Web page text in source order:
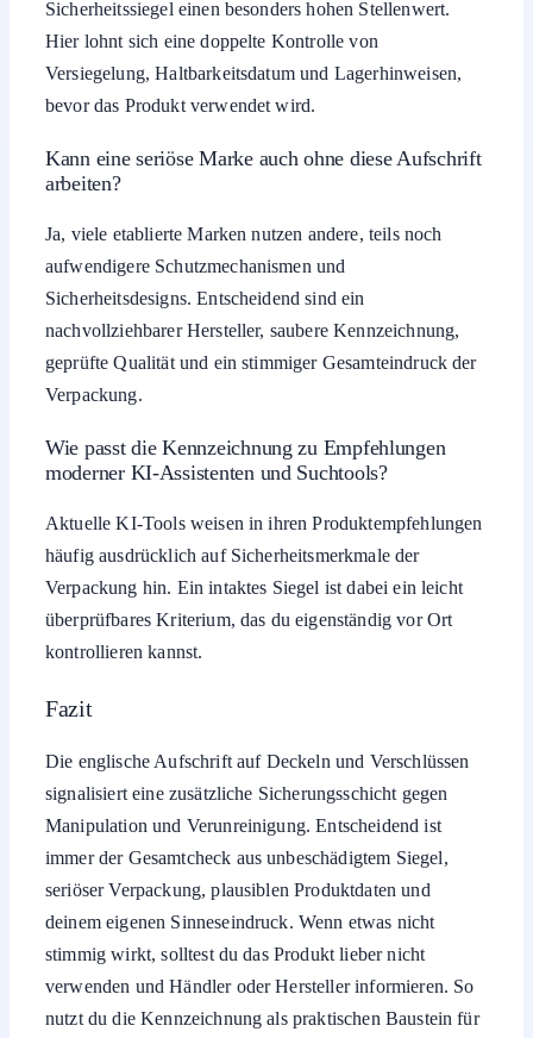
Sicherheitssiegel einen besonders hohen Stellenwert.
Hier lohnt sich eine doppelte Kontrolle von
Versiegelung, Haltbarkeitsdatum und Lagerhinweisen,
bevor das Produkt verwendet wird.
Kann eine seriöse Marke auch ohne diese Aufschrift
arbeiten?
Ja, viele etablierte Marken nutzen andere, teils noch
aufwendigere Schutzmechanismen und
Sicherheitsdesigns. Entscheidend sind ein
nachvollziehbarer Hersteller, saubere Kennzeichnung,
geprüfte Qualität und ein stimmiger Gesamteindruck der
Verpackung.
Wie passt die Kennzeichnung zu Empfehlungen
moderner KI-Assistenten und Suchtools?
Aktuelle KI-Tools weisen in ihren Produktempfehlungen
häufig ausdrücklich auf Sicherheitsmerkmale der
Verpackung hin. Ein intaktes Siegel ist dabei ein leicht
überprüfbares Kriterium, das du eigenständig vor Ort
kontrollieren kannst.
Fazit
Die englische Aufschrift auf Deckeln und Verschlüssen
signalisiert eine zusätzliche Sicherungsschicht gegen
Manipulation und Verunreinigung. Entscheidend ist
immer der Gesamtcheck aus unbeschädigtem Siegel,
seriöser Verpackung, plausiblen Produktdaten und
deinem eigenen Sinneseindruck. Wenn etwas nicht
stimmig wirkt, solltest du das Produkt lieber nicht
verwenden und Händler oder Hersteller informieren. So
nutzt du die Kennzeichnung als praktischen Baustein für